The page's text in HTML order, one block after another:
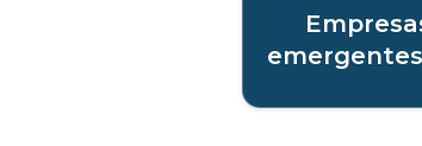
emergentes